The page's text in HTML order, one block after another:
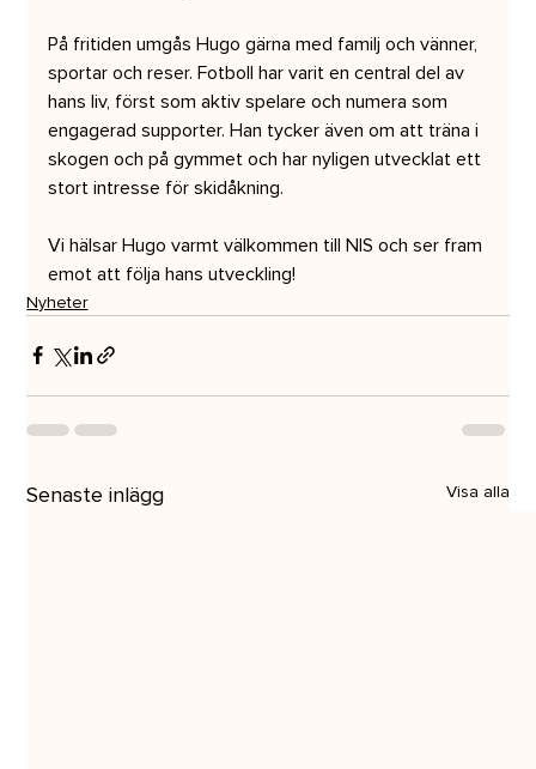
På fritiden umgås Hugo gärna med familj och vänner,
sportar och reser. Fotboll har varit en central del av
hans liv, först som aktiv spelare och numera som
engagerad supporter. Han tycker även om att träna i
skogen och på gymmet och har nyligen utvecklat ett
stort intresse för skidåkning.
Vi hälsar Hugo varmt välkommen till NIS och ser fram
emot att följa hans utveckling!
Nyheter
Senaste inlägg Visa alla